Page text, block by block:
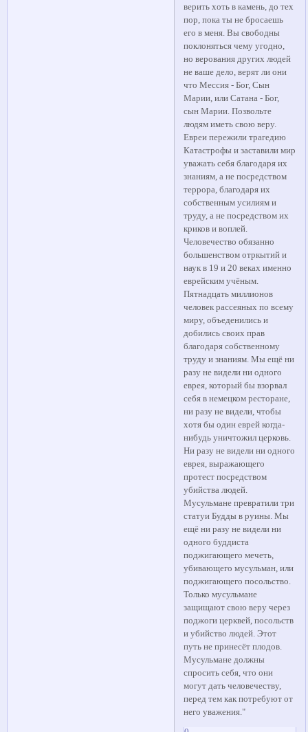
верить хоть в камень, до тех
пор, пока ты не бросаешь
его в меня. Вы свободны
поклоняться чему угодно,
но верования других людей
не ваше дело, верят ли они
что Мессия - Бог, Сын
Марии, или Сатана - Бог,
сын Марии. Позвольте
людям иметь свою веру.
Евреи пережили трагедию
Катастрофы и заставили мир
уважать себя благодаря их
знаниям, а не посредством
террора, благодаря их
собственным усилиям и
труду, а не посредством их
криков и воплей.
Человечество обязанно
большенством отркытий и
наук в 19 и 20 веках именно
еврейским учёным.
Пятнадцать миллионов
человек рассеяных по всему
миру, объеденились и
добились своих прав
благодаря собственному
труду и знаниям. Мы ещё ни
разу не видели ни одного
еврея, который бы взорвал
себя в немецком ресторане,
ни разу не видели, чтобы
хотя бы один еврей когда-
нибудь уничтожил церковь.
Ни разу не видели ни одного
еврея, выражающего
протест посредством
убийства людей.
Мусульмане превратили три
статуи Будды в руины. Мы
ещё ни разу не видели ни
одного буддиста
поджигающего мечеть,
убивающего мусульман, или
поджигающего посольство.
Только мусульмане
защищают свою веру через
поджоги церквей, посольств
и убийство людей. Этот
путь не принесёт плодов.
Мусульмане должны
спросить себя, что они
могут дать человечеству,
перед тем как потребуют от
него уважения."